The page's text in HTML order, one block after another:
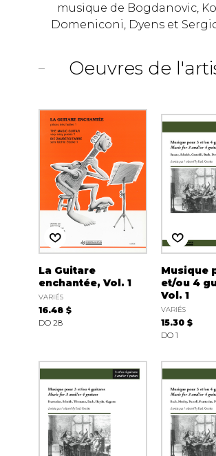
musique de Bogdanovic,
Domeniconi, Dyens et
Oeuvres de
La Guitare
enchantée, Vol. 1
VARIÉS
16.48 $
DO 28
Musique
et/ou 4
Vol. 1
VARIÉS
15.30 $
DO 1